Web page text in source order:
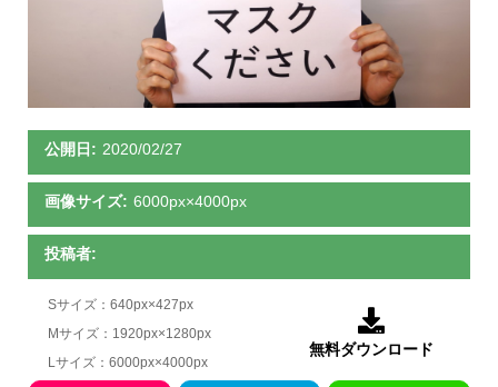
公開日: 2020/02/27
画像サイズ: 6000px×4000px
投稿者:
Sサイズ：640px×427px
Mサイズ：1920px×1280px
Lサイズ：6000px×4000px

無料ダウンロード